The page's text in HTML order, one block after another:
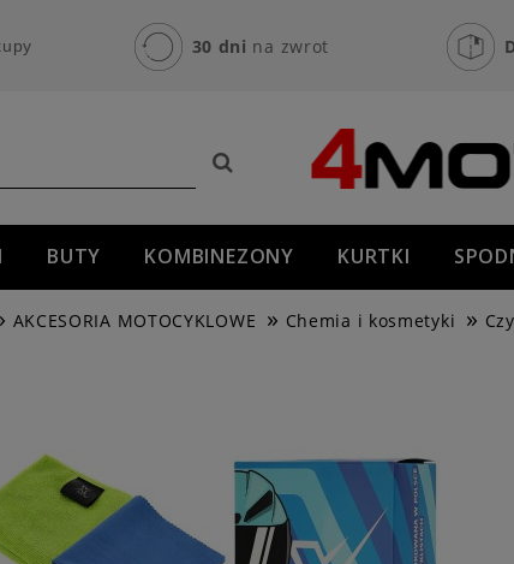
30 dni na zwrot
BUTY KOMBINEZONY KURTKI
ROWER OFF-ROAD
AKCESORIA MOTOCYKLOWE » Chemia i kosmetyki »